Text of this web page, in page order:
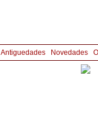
Antiguedades Novedades